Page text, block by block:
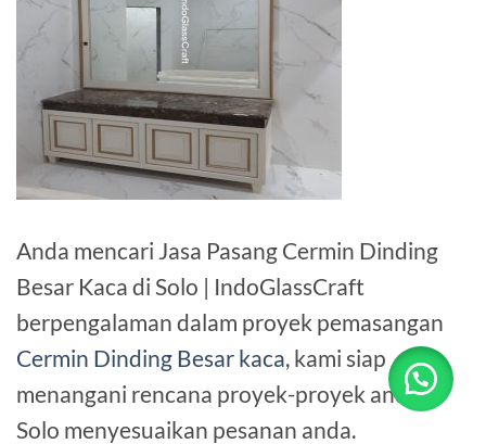
Anda mencari Jasa Pasang Cermin Dinding
Besar Kaca di Solo | IndoGlassCraft
berpengalaman dalam proyek pemasangan
Cermin Dinding Besar kaca, kami siap
menangani rencana proyek-proyek anda di
Solo menyesuaikan pesanan anda.